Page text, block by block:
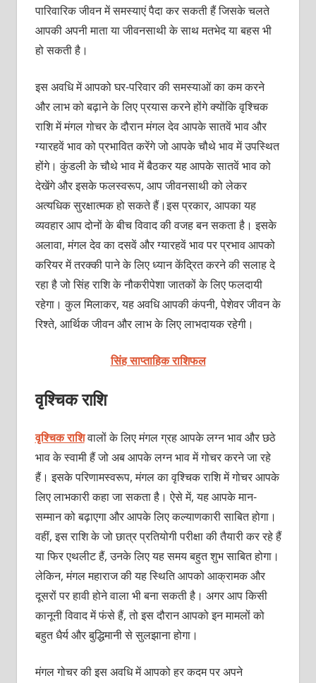
पारिवारिक जीवन में समस्याएं पैदा कर सकती हैं जिसके चलते
आपकी अपनी माता या जीवनसाथी के साथ मतभेद या बहस भी
हो सकती है।
इस अवधि में आपको घर-परिवार की समस्याओं का कम करने
और लाभ को बढ़ाने के लिए प्रयास करने होंगे क्योंकि वृश्चिक
राशि में मंगल गोचर के दौरान मंगल देव आपके सातवें भाव और
ग्यारहवें भाव को प्रभावित करेंगे जो आपके चौथे भाव में उपस्थित
होंगे। कुंडली के चौथे भाव में बैठकर यह आपके सातवें भाव को
देखेंगे और इसके फलस्वरूप, आप जीवनसाथी को लेकर
अत्यधिक सुरक्षात्मक हो सकते हैं।इस प्रकार, आपका यह
व्यवहार आप दोनों के बीच विवाद की वजह बन सकता है। इसके
अलावा, मंगल देव का दसवें और ग्यारहवें भाव पर प्रभाव आपको
करियर में तरक्की पाने के लिए ध्यान केंद्रित करने की सलाह दे
रहा है जो सिंह राशि के नौकरीपेशा जातकों के लिए फलदायी
रहेगा। कुल मिलाकर, यह अवधि आपकी कंपनी, पेशेवर जीवन के
रिश्ते, आर्थिक जीवन और लाभ के लिए लाभदायक रहेगी।
सिंह साप्ताहिक राशिफल
वृश्चिक राशि
वृश्चिक राशिवालों के लिए मंगल ग्रह आपके लग्न भाव और छठे
भाव के स्वामी हैं जो अब आपके लग्न भाव में गोचर करने जा रहे
हैं। इसके परिणामस्वरूप, मंगल का वृश्चिक राशि में गोचर आपके
लिए लाभकारी कहा जा सकता है। ऐसे में, यह आपके मान-
सम्मान को बढ़ाएगा और आपके लिए कल्याणकारी साबित होगा।
वहीं, इस राशि के जो छात्र प्रतियोगी परीक्षा की तैयारी कर रहे हैं
या फिर एथलीट हैं, उनके लिए यह समय बहुत शुभ साबित होगा।
लेकिन, मंगल महाराज की यह स्थिति आपको आक्रामक और
दूसरों पर हावी होने वाला भी बना सकती है। अगर आप किसी
कानूनी विवाद में फंसे हैं, तो इस दौरान आपको इन मामलों को
बहुत धैर्य और बुद्धिमानी से सुलझाना होगा।
मंगल गोचर की इस अवधि में आपको हर कदम पर अपने